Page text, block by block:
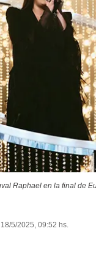
Raphael en la final de
5/2025, 09:52 hs.